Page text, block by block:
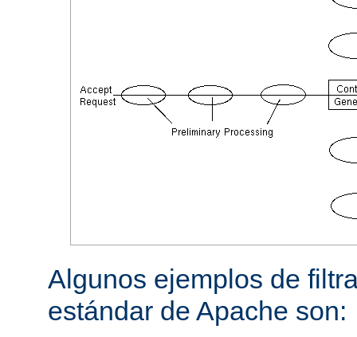
Algunos ejemplos de
estándar de Apache son: